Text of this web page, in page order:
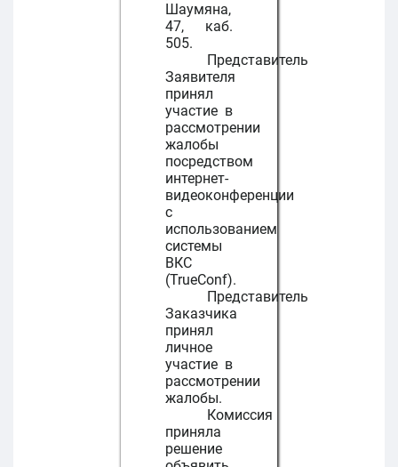
Шаумяна,
47, каб.
505.
Представитель
Заявителя
принял
участие в
рассмотрении
жалобы
посредством
интернет-
видеоконференции
с
использованием
системы
ВКС
(TrueConf).
Представитель
Заказчика
принял
личное
участие в
рассмотрении
жалобы.
Комиссия
приняла
решение